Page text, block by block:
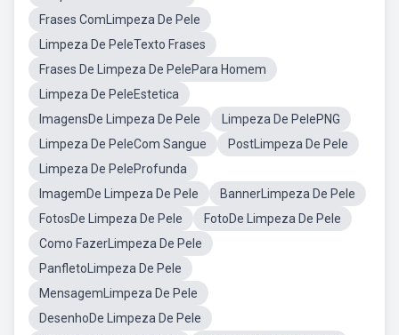
Frases ComLimpeza De Pele
Limpeza De PeleTexto Frases
Frases De Limpeza De PelePara Homem
Limpeza De PeleEstetica
ImagensDe Limpeza De Pele
Limpeza De PelePNG
Limpeza De PeleCom Sangue
PostLimpeza De Pele
Limpeza De PeleProfunda
ImagemDe Limpeza De Pele
BannerLimpeza De Pele
FotosDe Limpeza De Pele
FotoDe Limpeza De Pele
Como FazerLimpeza De Pele
PanfletoLimpeza De Pele
MensagemLimpeza De Pele
DesenhoDe Limpeza De Pele